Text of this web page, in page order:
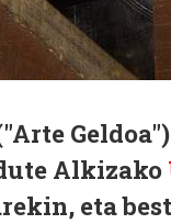
Alkizako
eta